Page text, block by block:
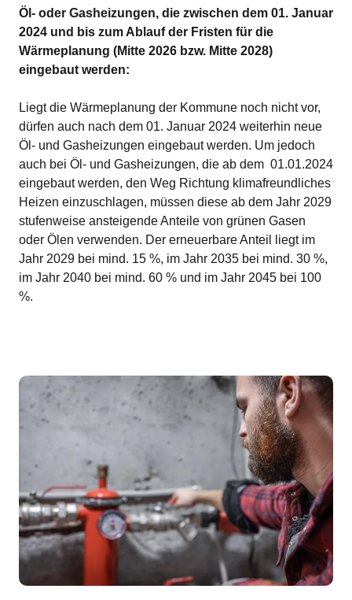
Öl- oder Gasheizungen, die zwischen dem 01. Januar
2024 und bis zum Ablauf der Fristen für die
Wärmeplanung (Mitte 2026 bzw. Mitte 2028)
eingebaut werden:
Liegt die Wärmeplanung der Kommune noch nicht vor,
dürfen auch nach dem 01. Januar 2024 weiterhin neue
Öl- und Gasheizungen eingebaut werden. Um jedoch
auch bei Öl- und Gasheizungen, die ab dem 01.01.2024
eingebaut werden, den Weg Richtung klimafreundliches
Heizen einzuschlagen, müssen diese ab dem Jahr 2029
stufenweise ansteigende Anteile von grünen Gasen
oder Ölen verwenden. Der erneuerbare Anteil liegt im
Jahr 2029 bei mind. 15 %, im Jahr 2035 bei mind. 30 %,
im Jahr 2040 bei mind. 60 % und im Jahr 2045 bei 100
%.